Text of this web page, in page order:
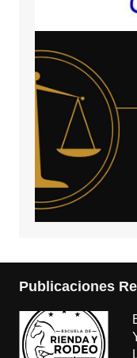
Publicaciones